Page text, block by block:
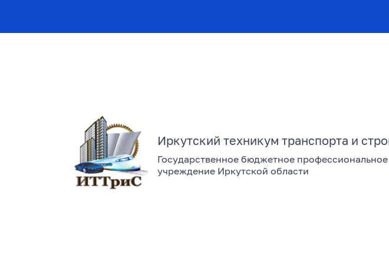
Иркутский техникум транспорта и
Государственное бюджетное
учреждение Иркутской области